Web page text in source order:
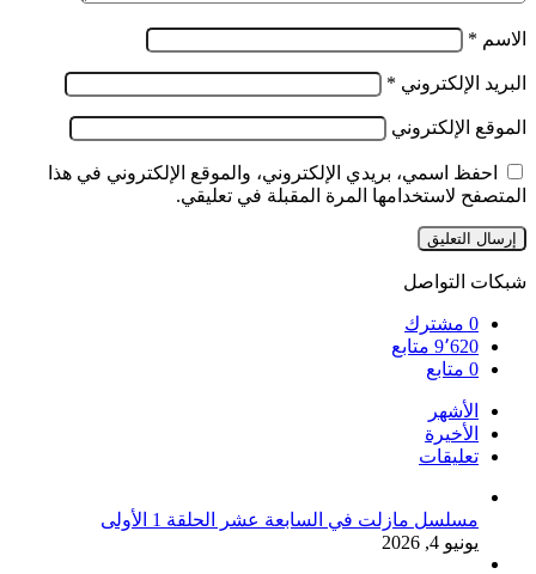
الاسم *
البريد الإلكتروني *
الموقع الإلكتروني
احفظ اسمي، بريدي الإلكتروني، والموقع الإلكتروني في هذا
المتصفح لاستخدامها المرة المقبلة في تعليقي.
شبكات التواصل
0 مشترك
9٬620 متابع
0 متابع
الأشهر
الأخيرة
تعليقات
مسلسل مازلت في السابعة عشر الحلقة 1 الأولى
يونيو 4, 2026